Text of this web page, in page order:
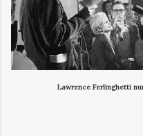
Lawrence Ferlinghetti